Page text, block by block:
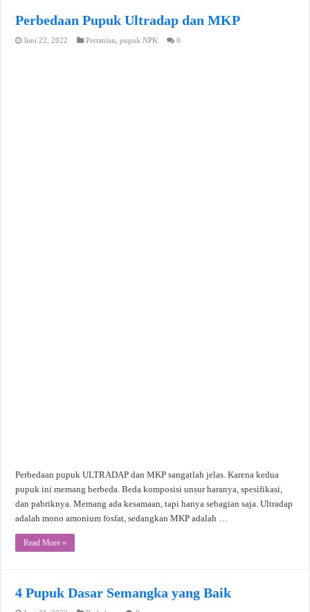
Perbedaan Pupuk Ultradap dan MKP
Juni 22, 2022 Pertanian ,pupuk NPK 0
Perbedaan pupuk ULTRADAP dan MKP sangatlah jelas. Karena kedua
pupuk ini memang berbeda. Beda komposisi unsur haranya, spesifikasi,
dan pabriknya. Memang ada kesamaan, tapi hanya sebagian saja. Ultradap
adalah mono amonium fosfat, sedangkan MKP adalah …
Read More »
4 Pupuk Dasar Semangka yang Baik